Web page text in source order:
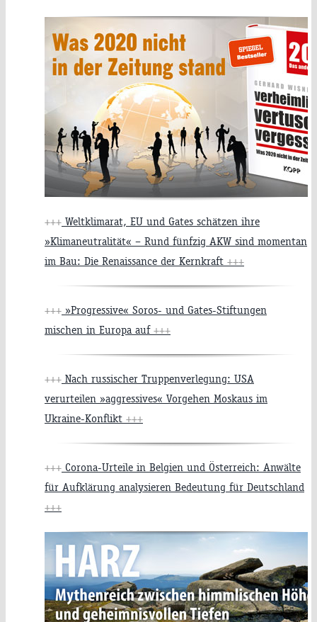
+++ Weltklimarat, EU und Gates schätzen ihre
»Klimaneutralität« – Rund fünfzig AKW sind momentan
im Bau: Die Renaissance der Kernkraft +++
+++ »Progressive« Soros- und Gates-Stiftungen
mischen in Europa auf +++
+++ Nach russischer Truppenverlegung: USA
verurteilen »aggressives« Vorgehen Moskaus im
Ukraine-Konflikt +++
+++ Corona-Urteile in Belgien und Österreich: Anwälte
für Aufklärung analysieren Bedeutung für Deutschland
+++